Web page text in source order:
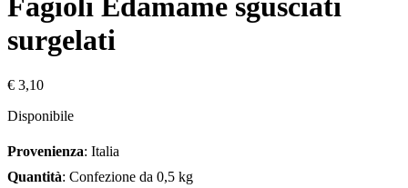
Fagioli Edamame sgusciati
surgelati
€ 3,10
Disponibile
Provenienza: Italia
Quantità: Confezione da 0,5 kg